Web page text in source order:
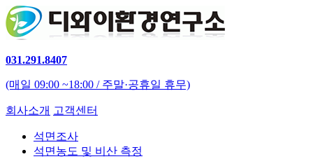
031.291.8407
(매일 09:00 ~18:00 / 주말·공휴일 휴무)
회사소개 고객센터
석면조사
석면농도 및 비산 측정